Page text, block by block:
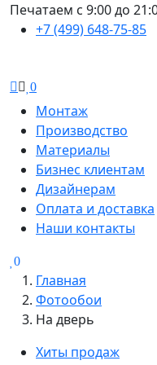
Печатаем с 9:00 до
+7 (499) 648-75-85
0
Монтаж
Производство
Материалы
Бизнес клиентам
Дизайнерам
Оплата и доставка
Наши контакты
0
Главная
Фотообои
На дверь
Хиты продаж